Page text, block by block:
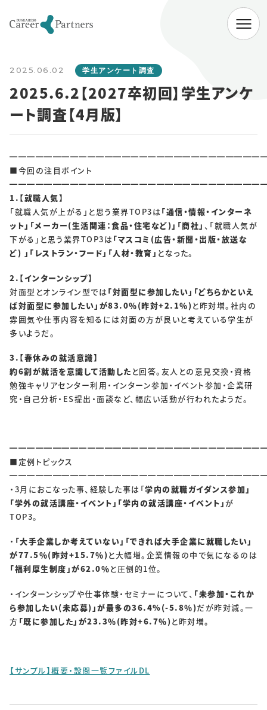
2025.06.02 学生アンケート調査
2025.6.2【2027卒初回】学生アンケ
ート調査【4月版】
■今回の注目ポイント
1.【就職人気】
「就職人気が上がる」と思う業界TOP3は「通信・情報・インターネ
ット」「メーカー(生活関連：食品・住宅など)」「商社」 、「就職人気が
下がる」と思う業界TOP3は「マスコミ(広告・新聞・出版・放送な
ど) 」「レストラン・フード」「人材・教育」 となった。
2.【インターンシップ】
対面型とオンライン型では 「対面型に参加したい」「どちらかといえ
ば対面型に参加したい」が83.0％(昨対+2.1％)と昨対増。社内の
雰囲気や仕事内容を知るには対面の方が良いと考えている学生が
多いようだ。
3.【春休みの就活意識】
約6割が就活を意識して活動した と回答。友人との意見交換・資格
勉強キャリアセンター利用・インターン参加・イベント参加・企業研
究・自己分析・ES提出・面談など、幅広い活動が行われたようだ。
■定例トピックス
・3月におこなった事、経験した事は「学内の就職ガイダンス参加」
「学外の就活講座・イベント」「学内の就活講座・イベント」が
TOP3。
・ 「大手企業しか考えていない」「できれば大手企業に就職したい」
が77.5％(昨対+15.7％)と大幅増。企業情報の中で気になるのは
「福利厚生制度」が62.0％と圧倒的1位。
・インターンシップや仕事体験・セミナーについて、 「未参加・これか
ら参加したい(未応募)」が最多の36.4%(-5.8％)だが昨対減。一
方 「既に参加した」が23.3％(昨対+6.7％)と昨対増。
【サンプル】概要・設問一覧ファイルDL
会社情報
代表挨拶 経営理念 会社概要
SERVICE
大学向けサービス
NEWS
お知らせ一覧
ソリューション
RECRUIT
採用情報
新卒採用 中途採用